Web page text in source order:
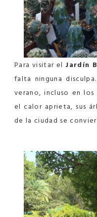
Para visitar el Jardín
falta ninguna
verano, incluso en
el calor aprieta, sus
de la ciudad se